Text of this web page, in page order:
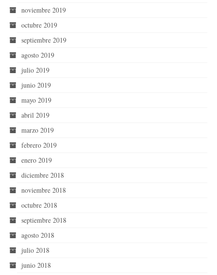
noviembre 2019
octubre 2019
septiembre 2019
agosto 2019
julio 2019
junio 2019
mayo 2019
abril 2019
marzo 2019
febrero 2019
enero 2019
diciembre 2018
noviembre 2018
octubre 2018
septiembre 2018
agosto 2018
julio 2018
junio 2018